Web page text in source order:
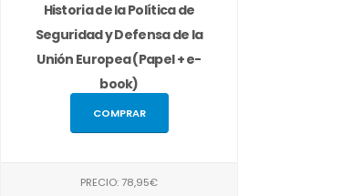
Historia de la Política de
Seguridad y Defensa de la
Unión Europea (Papel + e-
book)
COMPRAR
PRECIO: 78,95€